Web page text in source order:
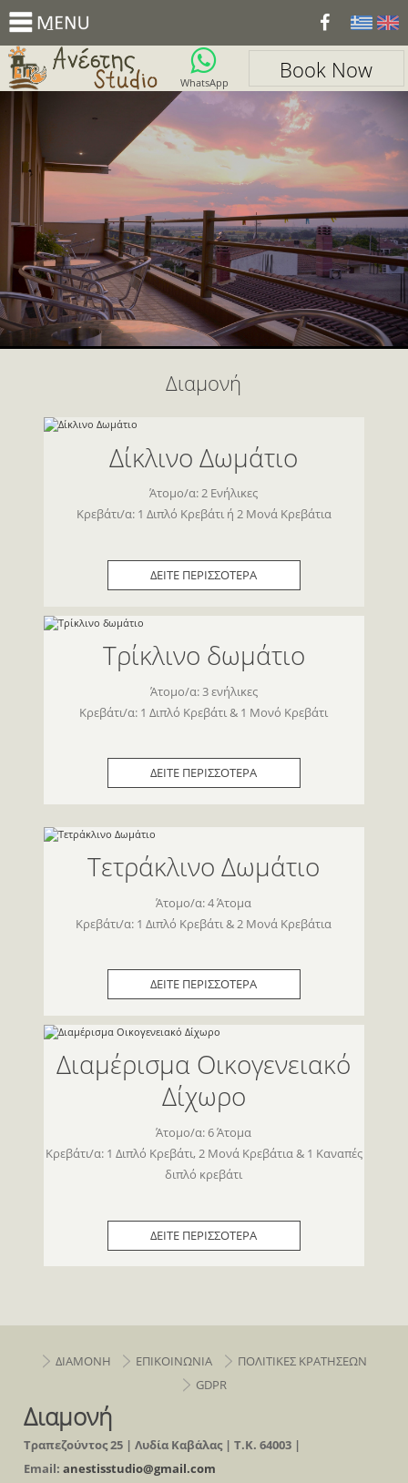
_
Book Now
WhatsApp
Διαμονή
Δίκλινο Δωμάτιο
Άτομο/α: 2 Ενήλικες
Κρεβάτι/α: 1 Διπλό Κρεβάτι ή 2 Μονά Κρεβάτια
ΔΕΙΤΕ ΠΕΡΙΣΣΟΤΕΡΑ
Τρίκλινο δωμάτιο
Άτομο/α: 3 ενήλικες
Κρεβάτι/α: 1 Διπλό Κρεβάτι & 1 Μονό Κρεβάτι
ΔΕΙΤΕ ΠΕΡΙΣΣΟΤΕΡΑ
Τετράκλινο Δωμάτιο
Άτομο/α: 4 Άτομα
Κρεβάτι/α: 1 Διπλό Κρεβάτι & 2 Μονά Κρεβάτια
ΔΕΙΤΕ ΠΕΡΙΣΣΟΤΕΡΑ
Διαμέρισμα Οικογενειακό
Δίχωρο
Άτομο/α: 6 Άτομα
Κρεβάτι/α: 1 Διπλό Κρεβάτι, 2 Μονά Κρεβάτια & 1 Καναπές
διπλό κρεβάτι
ΔΕΙΤΕ ΠΕΡΙΣΣΟΤΕΡΑ
ΔΙΑΜΟΝΗ ΕΠΙΚΟΙΝΩΝΙΑ
ΠΟΛΙΤΙΚΕΣ ΚΡΑΤΗΣΕΩΝ
GDPR
Διαμονή
Τραπεζούντος 25 | Λυδία Καβάλας | Τ.Κ. 64003 |
Email:anestisstudio@gmail.com